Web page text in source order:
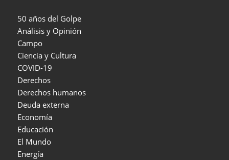
50 años del Golpe
Análisis y Opinión
Campo
Ciencia y Cultura
COVID-19
Derechos
Derechos humanos
Deuda externa
Economía
Educación
El Mundo
Energía